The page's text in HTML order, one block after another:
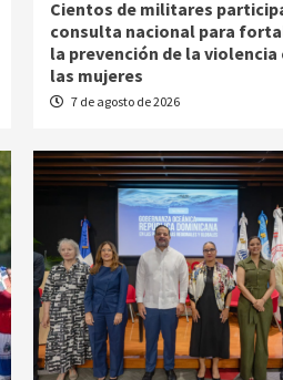
Cientos de militares
consulta nacional para
la prevención de la
las mujeres
7 de agosto de 2026